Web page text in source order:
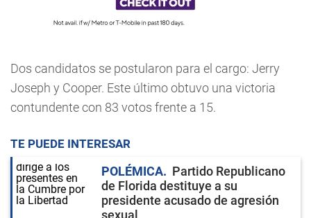
Dos candidatos se postularon para el cargo: Jerry
Joseph y Cooper. Este último obtuvo una victoria
contundente con 83 votos frente a 15.
TE PUEDE INTERESAR
POLÉMICA
Partido Republicano
de Florida destituye a su
presidente acusado de agresión
sexual